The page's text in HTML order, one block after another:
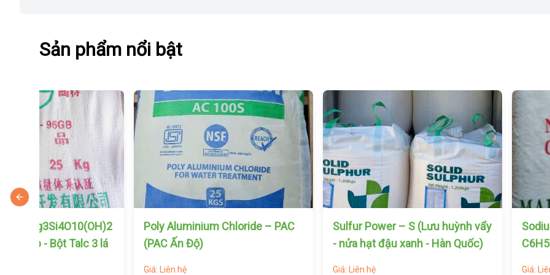
Sản phẩm nổi bật
Chloride – PAC
Sulfur Power – S (Lưu huỳnh vẩy
- nửa hạt đậu xanh - Hàn Quốc)
Giá: Liên hệ
Sodium Benzoate –
C6H5COONa (Móc Trung Quốc)
Giá: Liên hệ
600)
Giá:
Previous slide